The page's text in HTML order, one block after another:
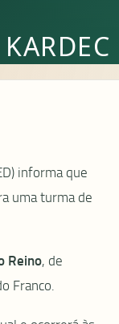
informa que
uma turma de
Reino, de
Franco.